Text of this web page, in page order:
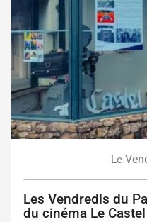
Le
Les Vendredis du
du cinéma Le Castel